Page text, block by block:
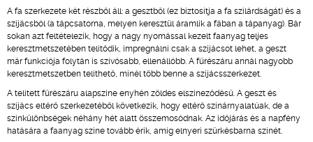
A fa szerkezete két részből áll: a gesztből (ez biztosítja a fa szilárdságát) és a
szijácsból (a tápcsatorna, melyen keresztül áramlik a fában a tápanyag). Bár
sokan azt feltételezik, hogy a nagy nyomással kezelt faanyag teljes
keresztmetszetében telítődik, impregnálni csak a szijácsot lehet, a geszt
már funkciója folytán is szívósabb, ellenállóbb. A fűrészáru annál nagyobb
keresztmetszetben telíthető, minél több benne a szijácsszerkezet.
A telített fűrészáru alapszíne enyhén zöldes elszíneződésű. A geszt és
szijács eltérő szerkezetéből következik, hogy eltérő színárnyalatúak, de a
színkülönbségek néhány hét alatt összemosódnak. Az időjárás és a napfény
hatására a faanyag színe tovább érik, amíg elnyeri szürkésbarna színét.